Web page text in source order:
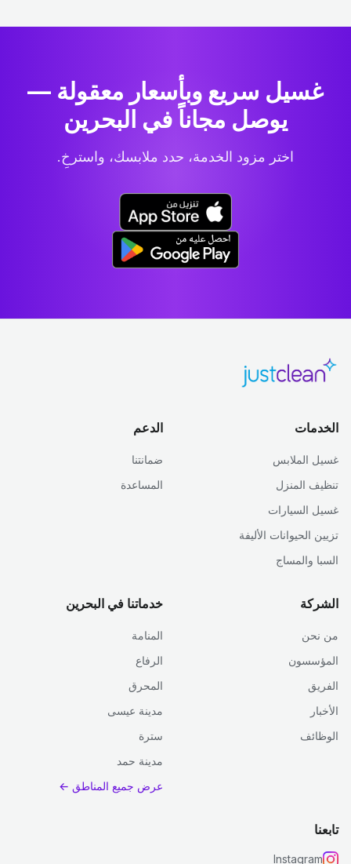
غسيل سريع وبأسعار معقولة —
يوصل مجاناً في البحرين
اختر مزود الخدمة، حدد ملابسك، واسترخِ.
الخدمات
غسيل الملابس
تنظيف المنزل
غسيل السيارات
تزيين الحيوانات الأليفة
السبا والمساج
الدعم
ضمانتنا
المساعدة
الشركة
من نحن
المؤسسون
الفريق
الأخبار
الوظائف
خدماتنا في البحرين
المنامة
الرفاع
المحرق
مدينة عيسى
سترة
مدينة حمد
عرض جميع المناطق ←
تابعنا
Instagram